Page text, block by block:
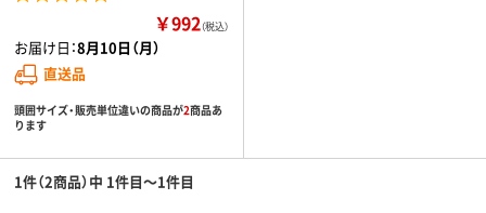
￥992（税込）
お届け日：8月10日（月）
直送品
頭囲サイズ・販売単位違いの商品が2商品あ
ります
1件（2商品）中 1件目～1件目